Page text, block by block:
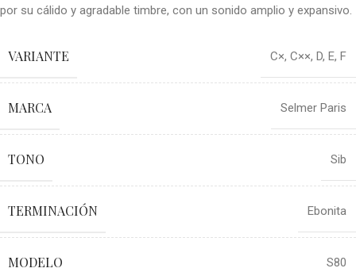
por su cálido y agradable timbre, con un sonido amplio y expansivo.
VARIANTE C×, C××, D, E, F
MARCA Selmer Paris
TONO Sib
TERMINACIÓN Ebonita
MODELO S80